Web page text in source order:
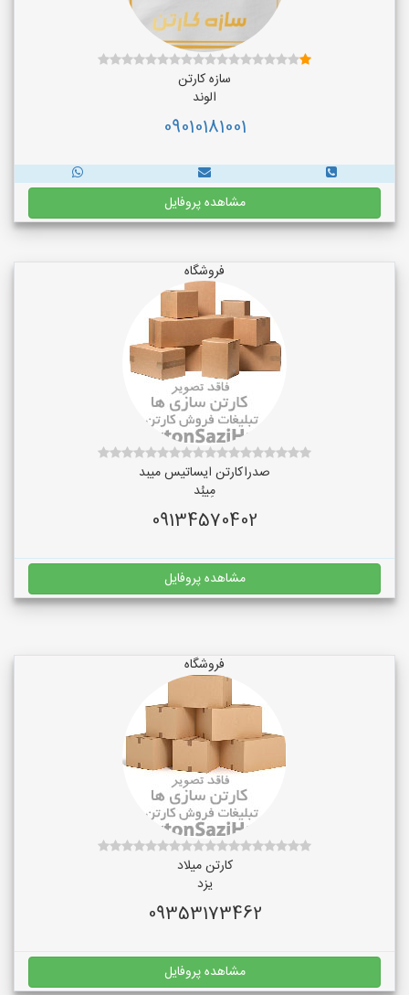
سازه کارتن
الوند
09010181001
مشاهده پروفایل
فروشگاه
صدراکارتن ایساتیس میبد
مِیبُد
09134570402
مشاهده پروفایل
فروشگاه
کارتن میلاد
یزد
09353173462
مشاهده پروفایل